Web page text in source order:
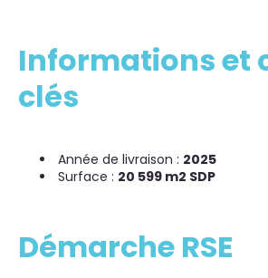
Informations et
clés
Année de livraison : 2025
Surface : 20 599 m2 SDP
Démarche RSE